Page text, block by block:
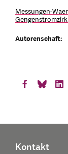
Messungen-
Autorenschaft:
Kontakt